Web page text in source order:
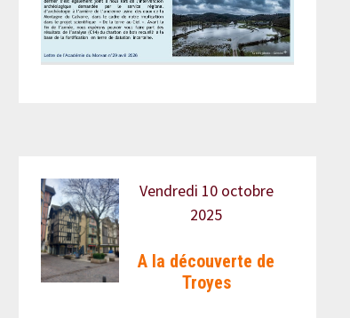
Vendredi 10 octobre
2025
A la découverte de
Troyes